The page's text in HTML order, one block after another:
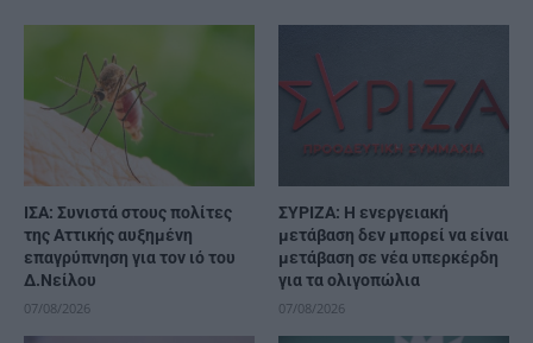
ΙΣΑ: Συνιστά στους πολίτες
της Αττικής αυξημένη
επαγρύπνηση για τον ιό του
Δ.Νείλου
07/08/2026
ΣΥΡΙΖΑ: Η ενεργειακή
μετάβαση δεν μπορεί να είναι
μετάβαση σε νέα υπερκέρδη
για τα ολιγοπώλια
07/08/2026